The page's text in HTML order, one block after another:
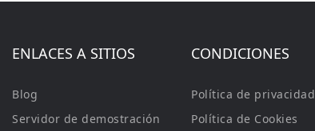
ENLACES A SITIOS
Blog
Servidor de demostración
CONDICIONES
Política de privacidad
Política de Cookies